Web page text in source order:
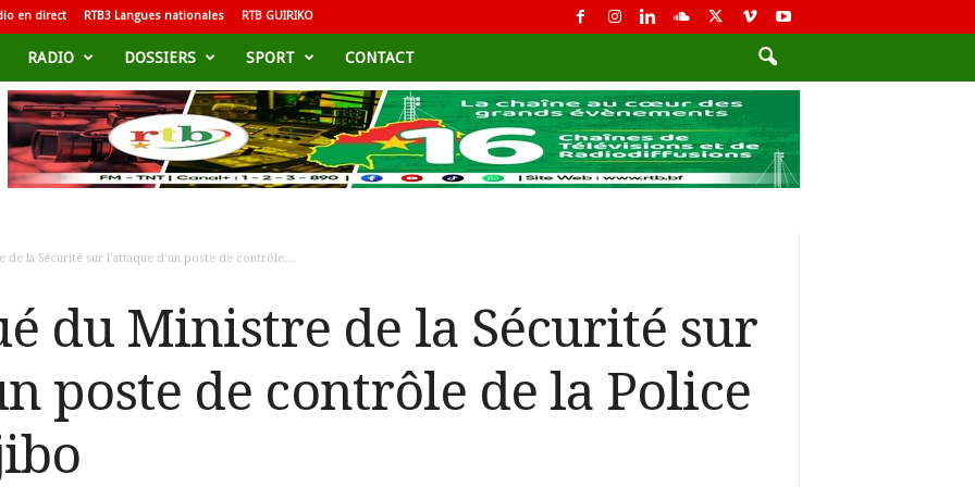
en direct RTB3 Langues nationales RTB GUIRIKO
RADIO DOSSIERS SPORT CONTACT
de la Sécurité sur l’attaque d’un poste de contrôle...
du Ministre de la Sécurité sur
poste de contrôle de la Police